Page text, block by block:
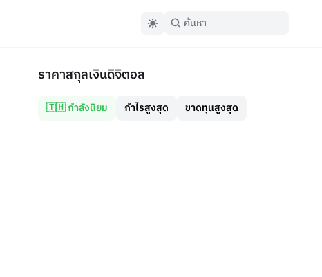
ราคาสกุลเงินดิจิตอล
🇹🇭 กำลังนิยม กำไรสูงสุด ขาดทุนสูงสุด